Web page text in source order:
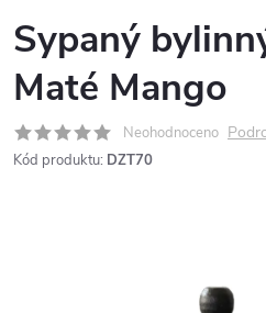
Sypaný
Maté Mango
Neohodnoceno
Kód produktu: DZT70